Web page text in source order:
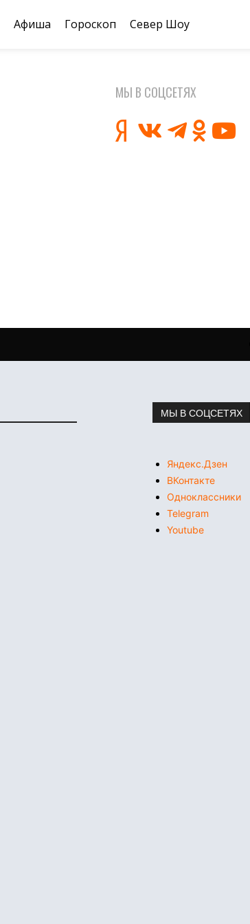
Афиша Гороскоп Север Шоу
МЫ В СОЦСЕТЯХ
МЫ В СОЦСЕТЯХ
Яндекс.Дзен
ВКонтакте
Одноклассники
Telegram
Youtube